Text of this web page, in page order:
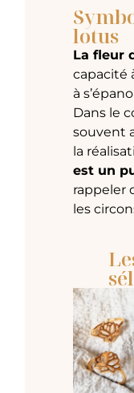
lotus
La fleur
capacité
à
Dans le
souvent
la
est un
rappeler
les